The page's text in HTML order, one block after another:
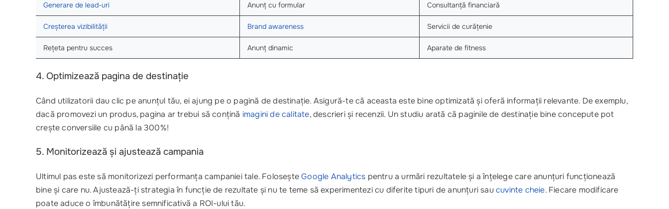
Generare de lead-uri Anunț cu formular Consultanță financiară
Creșterea vizibilității Brand awareness Servicii de curățenie
Rețeta pentru succes Anunț dinamic Aparate de fitness
4. Optimizează pagina de destinație
Când utilizatorii dau clic pe anunțul tău, ei ajung pe o pagină de destinație. Asigură-te că aceasta este bine optimizată și oferă informații relevante. De exemplu,
dacă promovezi un produs, pagina ar trebui să conțină imagini de calitate, descrieri și recenzii. Un studiu arată că paginile de destinație bine concepute pot
crește conversiile cu până la 300%!
5. Monitorizează și ajustează campania
Ultimul pas este să monitorizezi performanța campaniei tale. FoloseșteGoogle Analytics pentru a urmări rezultatele și a înțelege care anunțuri funcționează
bine și care nu. Ajustează-ți strategia în funcție de rezultate și nu te teme să experimentezi cu diferite tipuri de anunțuri saucuvinte cheie. Fiecare modificare
poate aduce o îmbunătățire semnificativă a ROI-ului tău.